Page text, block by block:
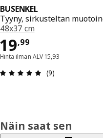
BUSENKEL
Tyyny, sirkusteltan
48x37 cm
19,99
Hinta 19,99
Hinta ilman ALV 15,93
: 4.9 / 5 tähteä.
(9)
Näin saat sen